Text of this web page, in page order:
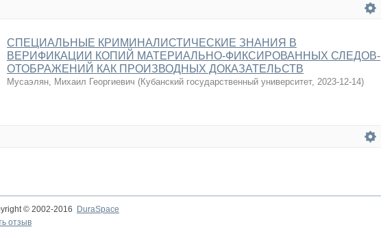
СПЕЦИАЛЬНЫЕ КРИМИНАЛИСТИЧЕСКИЕ ЗНАНИЯ В
ВЕРИФИКАЦИИ КОПИЙ МАТЕРИАЛЬНО-ФИКСИРОВАННЫХ СЛЕДОВ-
ОТОБРАЖЕНИЙ КАК ПРОИЗВОДНЫХ ДОКАЗАТЕЛЬСТВ
Мусаэлян, Михаил Георгиевич (Кубанский государственный университет, 2023-12-14)
© 2002-2016 DuraSpace
отзыв